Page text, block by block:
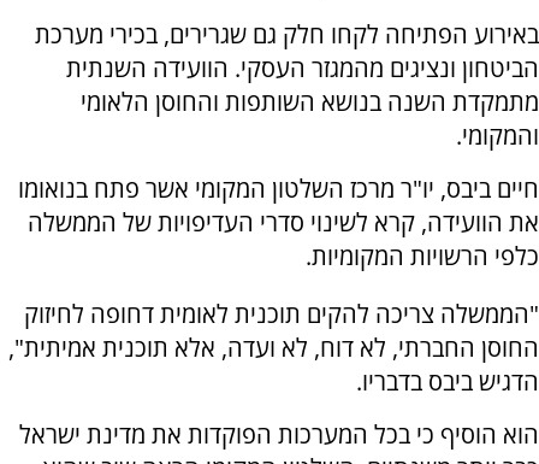
באירוע הפתיחה לקחו חלק גם שגרירים, בכירי מערכת
הביטחון ונציגים מהמגזר העסקי. הוועידה השנתית
מתמקדת השנה בנושא השותפות והחוסן הלאומי
והמקומי.
חיים ביבס, יו"ר מרכז השלטון המקומי אשר פתח בנואומו
את הוועידה, קרא לשינוי סדרי העדיפויות של הממשלה
כלפי הרשויות המקומיות.
"הממשלה צריכה להקים תוכנית לאומית דחופה לחיזוק
החוסן החברתי, לא דוח, לא ועדה, אלא תוכנית אמיתית",
הדגיש ביבס בדבריו.
הוא הוסיף כי בכל המערכות הפוקדות את מדינת ישראל